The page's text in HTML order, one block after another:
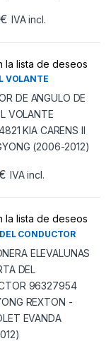
€ IVA incl.
la lista de deseos
ANGULO DE
VOLANTE
KIA CARENS II –
(2006-2012)
IVA incl.
la lista de deseos
ELEVALUNAS DE
CONDUCTOR
SSANGYONG
CHEVROLET
2012)